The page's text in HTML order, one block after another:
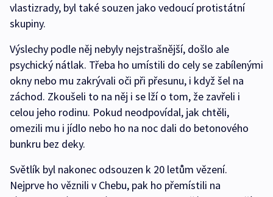
vlastizrady, byl také souzen jako vedoucí protistátní
skupiny.
Výslechy podle něj nebyly nejstrašnější, došlo ale
psychický nátlak. Třeba ho umístili do cely se zabílenými
okny nebo mu zakrývali oči při přesunu, i když šel na
záchod. Zkoušeli to na něj i se lží o tom, že zavřeli i
celou jeho rodinu. Pokud neodpovídal, jak chtěli,
omezili mu i jídlo nebo ho na noc dali do betonového
bunkru bez deky.
Světlík byl nakonec odsouzen k 20 letům vězení.
Nejprve ho věznili v Chebu, pak ho přemístili na